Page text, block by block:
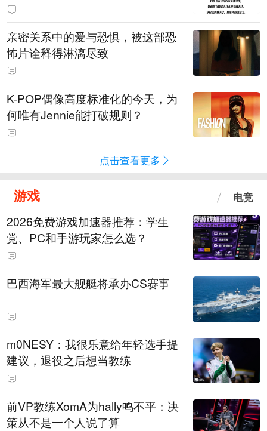
亲密关系中的爱与恐惧，被这部恐
怖片诠释得淋漓尽致
K-POP偶像高度标准化的今天，为
何唯有Jennie能打破规则？
点击查看更多
游戏 电竞
2026免费游戏加速器推荐：学生
党、PC和手游玩家怎么选？
巴西海军最大舰艇将承办CS赛事
m0NESY：我很乐意给年轻选手提
建议，退役之后想当教练
前VP教练XomA为hally鸣不平：决
策从不是一个人说了算